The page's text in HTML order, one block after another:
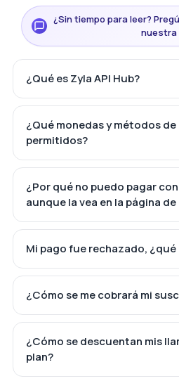
¿Sin tiempo para leer?
nuestra
¿Qué es Zyla API Hub?
¿Qué monedas y métodos
permitidos?
¿Por qué no puedo pagar
aunque la vea en la página
Mi pago fue rechazado,
¿Cómo se me cobrará mi
¿Cómo se descuentan mis
plan?